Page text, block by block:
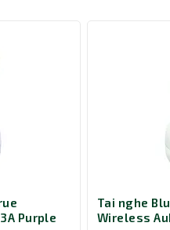
TriForce 50mm Gen-2
Blackshark V3 White
là một driver thông thường.
cao, trung và trầm. Kết
trong trẻo, giọng nói
từ 12Hz đến 28kHz vượt
Bạn có thể nghe rõ tiếng
Purple
Tai nghe
Wireless